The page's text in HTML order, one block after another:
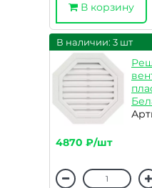
В корзину
В наличии: 3 шт
4870 ₽/шт